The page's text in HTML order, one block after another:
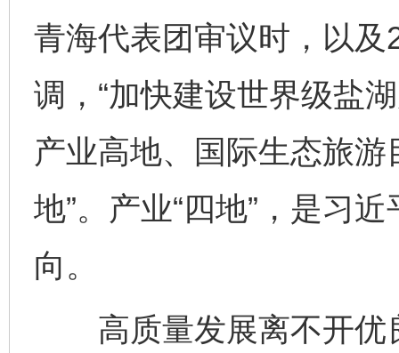
青海代表团审议时，以
调，“加快建设世界级盐
产业高地、国际生态旅
地”。产业“四地”，是习
向。
高质量发展离不开优